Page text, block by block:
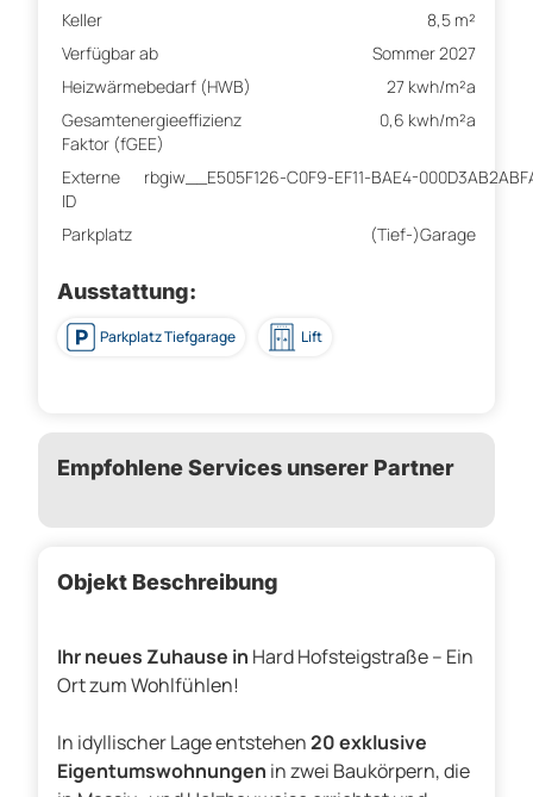
Keller
8,5 m²
Verfügbar ab
Sommer 2027
Heizwärmebedarf (HWB)
27 kwh/m²a
Gesamtenergieeffizienz
Faktor (fGEE)
0,6 kwh/m²a
Externe
ID
rbgiw__E505F126-C0F9-EF11-BAE4-
Parkplatz (Tief-)Garage
Ausstattung:
Parkplatz Tiefgarage Lift
Empfohlene Services unserer Partner
Objekt Beschreibung
Ihr neues Zuhause in Hard Hofsteigstraße – Ein
Ort zum Wohlfühlen!
In idyllischer Lage entstehen20 exklusive
Eigentumswohnungen in zwei Baukörpern, die